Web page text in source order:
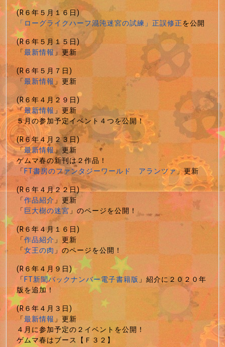
(R６年５月１６日)
「ローグライクハーフ混沌迷宮の試練」正誤修正を公開
(R６年５月１５日)
「最新情報」更新
(R６年５月７日)
「最新情報」更新
(R６年４月２９日)
「最新情報」更新
５月の参加予定イベント４つを公開！
(R６年４月２３日)
「最新情報」更新
ゲムマ春の新刊は２作品！
「FT書房のファンタジーワールド アランツァ」更新
(R６年４月２２日)
「作品紹介」更新
「巨大樹の迷宮」のページを公開！
(R６年４月１６日)
「作品紹介」更新
「女王の肉」のページを公開！
(R６年４月９日)
「FT新聞バックナンバー電子書籍版」紹介に２０２０年
版を追加！
(R６年４月３日)
「最新情報」更新
４月に参加予定の２イベントを公開！
ゲムマ春はブース【Ｆ３２】